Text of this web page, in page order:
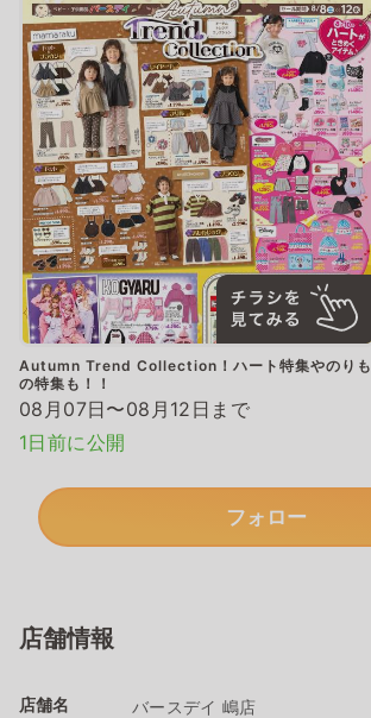
Autumn Trend Collection！ハート特集やのりも
の特集も！！
08月07日〜08月12日まで
1日前に公開
フォロー
店舗情報
店舗名 バースデイ 嶋店